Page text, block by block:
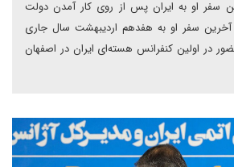
سفر او به ایران پس از روی کار آمدن دولت
سفر او به هفدهم اردیبهشت‌ سال جاری
در اولین کنفرانس هسته‌ای ایران در اصفهان